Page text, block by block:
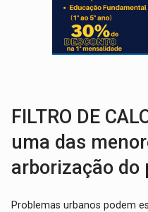
HOMENAGEM:
VÍDEO:Líder
FILTRO DE
uma das
arborização do
Problemas urbanos podem